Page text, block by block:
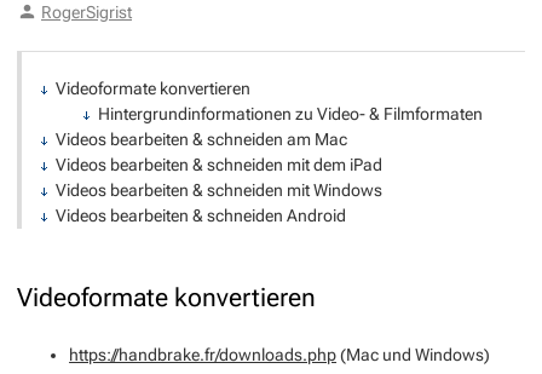
RogerSigrist
Videoformate konvertieren
Hintergrundinformationen zu Video- & Filmformaten
Videos bearbeiten & schneiden am Mac
Videos bearbeiten & schneiden mit dem iPad
Videos bearbeiten & schneiden mit Windows
Videos bearbeiten & schneiden Android
Videoformate konvertieren
https://handbrake.fr/downloads.php(Mac und Windows)